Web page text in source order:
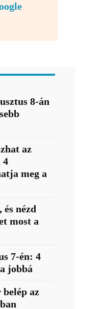
8-án
az
4
meg a
nézd
most a
7-én: 4
jobbá
az